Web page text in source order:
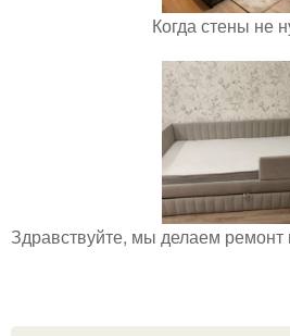
Когда стены не
Здравствуйте, мы делаем ремонт